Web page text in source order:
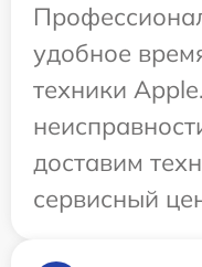
удобное
техники
доставим
сервисный